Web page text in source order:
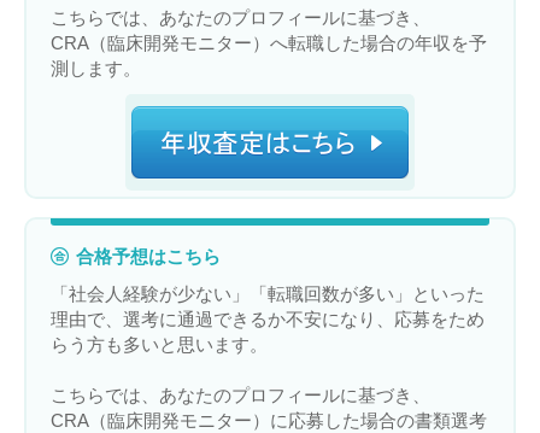
こちらでは、あなたのプロフィールに基づき、
CRA（臨床開発モニター）へ転職した場合の年収を予
測します。
合格予想はこちら
「社会人経験が少ない」「転職回数が多い」といった
理由で、選考に通過できるか不安になり、応募をため
らう方も多いと思います。
こちらでは、あなたのプロフィールに基づき、
CRA（臨床開発モニター）に応募した場合の書類選考